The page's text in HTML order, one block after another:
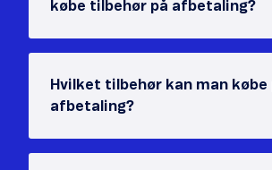
købe tilbehør på afbetaling?
Hvilket tilbehør kan man købe
afbetaling?